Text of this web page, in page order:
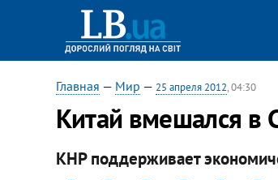
Главная — Мир — 25 апреля 2012, 04:30
Китай вмешался в
КНР поддерживает